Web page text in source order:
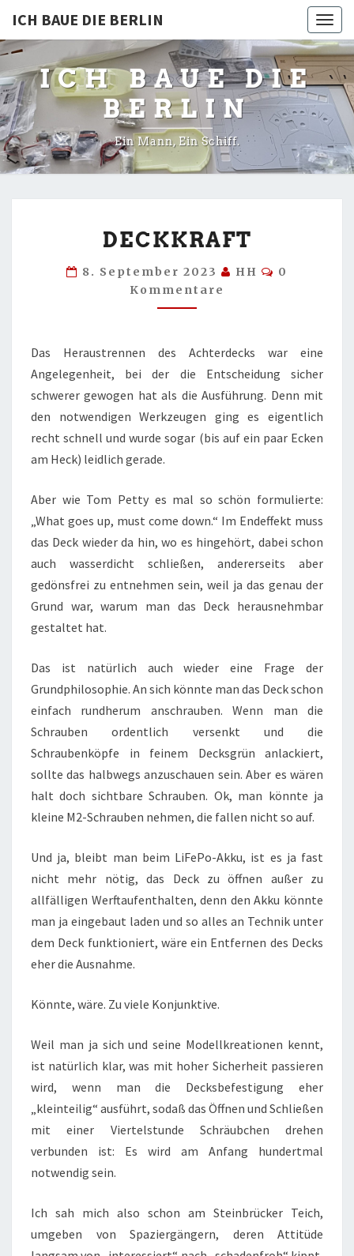
ICH BAUE DIE BERLIN
ICH BAUE DIE
BERLIN
Ein Mann, Ein Schiff.
DECKKRAFT
8. September 2023 HH
0
Kommentare
Das Heraustrennen des Achterdecks war eine
Angelegenheit, bei der die Entscheidung sicher
schwerer gewogen hat als die Ausführung. Denn mit
den notwendigen Werkzeugen ging es eigentlich
recht schnell und wurde sogar (bis auf ein paar Ecken
am Heck) leidlich gerade.
Aber wie Tom Petty es mal so schön formulierte:
„What goes up, must come down.“ Im Endeffekt muss
das Deck wieder da hin, wo es hingehört, dabei schon
auch wasserdicht schließen, andererseits aber
gedönsfrei zu entnehmen sein, weil ja das genau der
Grund war, warum man das Deck herausnehmbar
gestaltet hat.
Das ist natürlich auch wieder eine Frage der
Grundphilosophie. An sich könnte man das Deck schon
einfach rundherum anschrauben. Wenn man die
Schrauben ordentlich versenkt und die
Schraubenköpfe in feinem Decksgrün anlackiert,
sollte das halbwegs anzuschauen sein. Aber es wären
halt doch sichtbare Schrauben. Ok, man könnte ja
kleine M2-Schrauben nehmen, die fallen nicht so auf.
Und ja, bleibt man beim LiFePo-Akku, ist es ja fast
nicht mehr nötig, das Deck zu öffnen außer zu
allfälligen Werftaufenthalten, denn den Akku könnte
man ja eingebaut laden und so alles an Technik unter
dem Deck funktioniert, wäre ein Entfernen des Decks
eher die Ausnahme.
Könnte, wäre. Zu viele Konjunktive.
Weil man ja sich und seine Modellkreationen kennt,
ist natürlich klar, was mit hoher Sicherheit passieren
wird, wenn man die Decksbefestigung eher
„kleinteilig“ ausführt, sodaß das Öffnen und Schließen
mit einer Viertelstunde Schräubchen drehen
verbunden ist: Es wird am Anfang hundertmal
notwendig sein.
Ich sah mich also schon am Steinbrücker Teich,
umgeben von Spaziergängern, deren Attitüde